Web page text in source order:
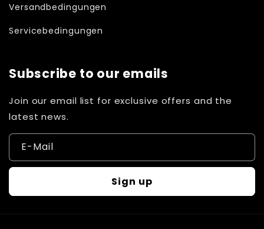
Versandbedingungen
Servicebedingungen
Subscribe to our emails
Join our email list for exclusive offers and the
latest news.
E-Mail
Sign up